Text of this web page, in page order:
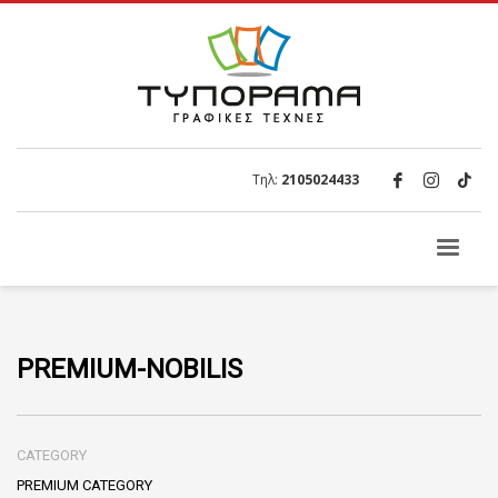
Τηλ: 2105024433
PREMIUM-NOBILIS
CATEGORY
PREMIUM CATEGORY